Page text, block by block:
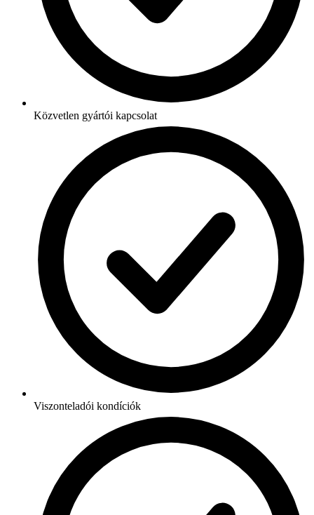
Közvetlen gyártói kapcsolat
Viszonteladói kondíciók